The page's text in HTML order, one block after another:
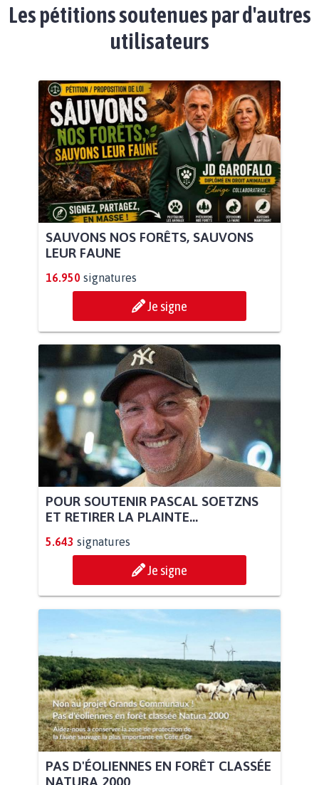
Les pétitions soutenues par d'autres
utilisateurs
SAUVONS NOS FORÊTS, SAUVONS
LEUR FAUNE
16.950 signatures
Je signe
POUR SOUTENIR PASCAL SOETZNS
ET RETIRER LA PLAINTE...
5.643 signatures
Je signe
PAS D'ÉOLIENNES EN FORÊT CLASSÉE
NATURA 2000